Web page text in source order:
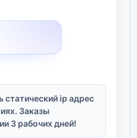
статический ip адрес
Заказы
3 рабочих дней!